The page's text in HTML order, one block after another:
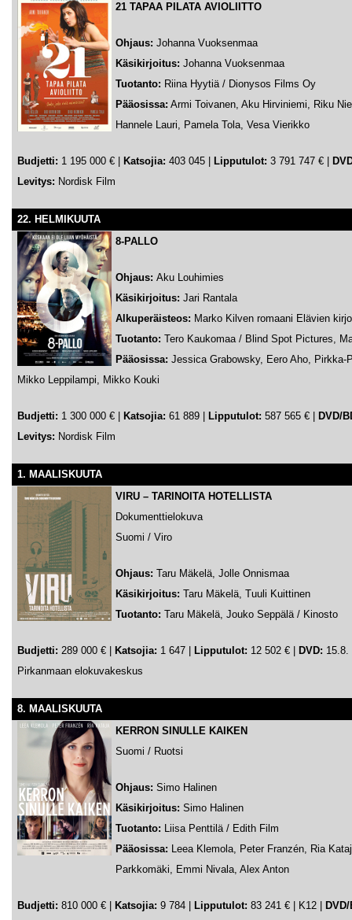
21 TAPAA PILATA AVIOLIITTO
Ohjaus: Johanna Vuoksenmaa
Käsikirjoitus: Johanna Vuoksenmaa
Tuotanto: Riina Hyytiä / Dionysos Films Oy
Pääosissa: Armi Toivanen, Aku Hirviniemi, Riku
Hannele Lauri, Pamela Tola, Vesa Vierikko
Budjetti: 1 195 000 € | Katsojia: 403 045 | Lipputulot: 3 791 747 € |
Levitys: Nordisk Film
22. HELMIKUUTA
8-PALLO
Ohjaus: Aku Louhimies
Käsikirjoitus: Jari Rantala
Alkuperäisteos: Marko Kilven romaani Elävien
Tuotanto: Tero Kaukomaa / Blind Spot Pictures,
Pääosissa: Jessica Grabowsky, Eero Aho, Pirkka-
Mikko Leppilampi, Mikko Kouki
Budjetti: 1 300 000 € Katsojia: 61 889 | Lipputulot: 587 565 € |
DVD/
Levitys: Nordisk Film
1. MAALISKUUTA
VIRU – TARINOITA HOTELLISTA
Dokumenttielokuva
Suomi / Viro
Ohjaus: Taru Mäkelä, Jolle Onnismaa
Käsikirjoitus: Taru Mäkelä, Tuuli Kuittinen
Tuotanto: Taru Mäkelä, Jouko Seppälä / Kinosto
Budjetti: 289 000 € Katsojia: 1 647 | Lipputulot: 12 502 € | DVD:
Pirkanmaan elokuvakeskus
8. MAALISKUUTA
KERRON SINULLE KAIKEN
Suomi / Ruotsi
Ohjaus: Simo Halinen
Käsikirjoitus: Simo Halinen
Tuotanto: Liisa Penttilä / Edith Film
Pääosissa: Leea Klemola, Peter Franzén, Ria
Parkkomäki, Emmi Nivala, Alex Anton
Budjetti: 810 000 € | Katsojia: 9 784 | Lipputulot: 83 241 € | K12 |